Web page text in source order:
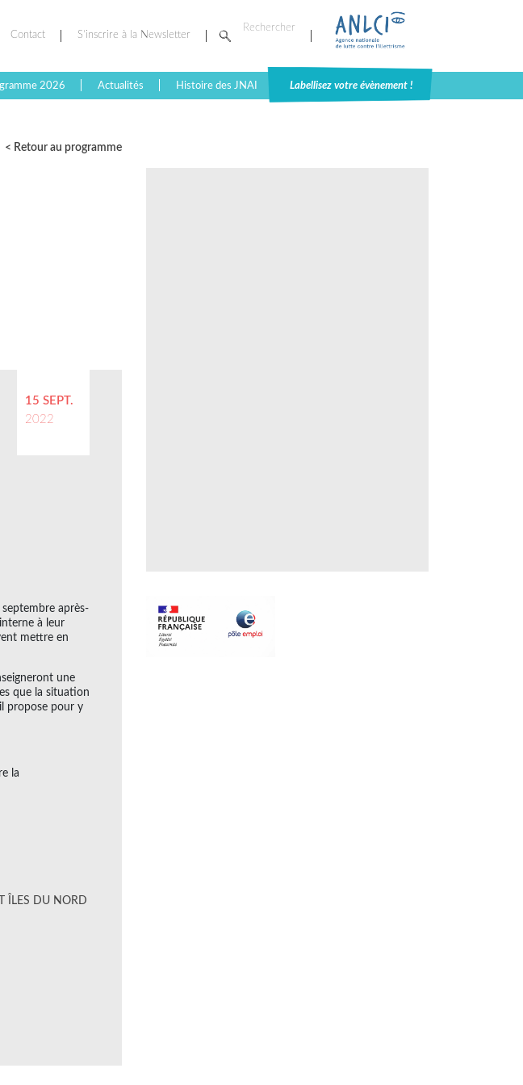
Contact S’inscrire à la Newsletter
2026 Actualités Histoire des JNAI Labellisez votre évènement !
< Retour au programme
15 SEPT.
2022
après-
à leur
mettre en
une
que la situation
propose pour y
la
ÎLES DU NORD